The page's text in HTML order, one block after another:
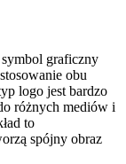
graficzny
obu
logo jest bardzo
różnych mediów i
to
spójny obraz